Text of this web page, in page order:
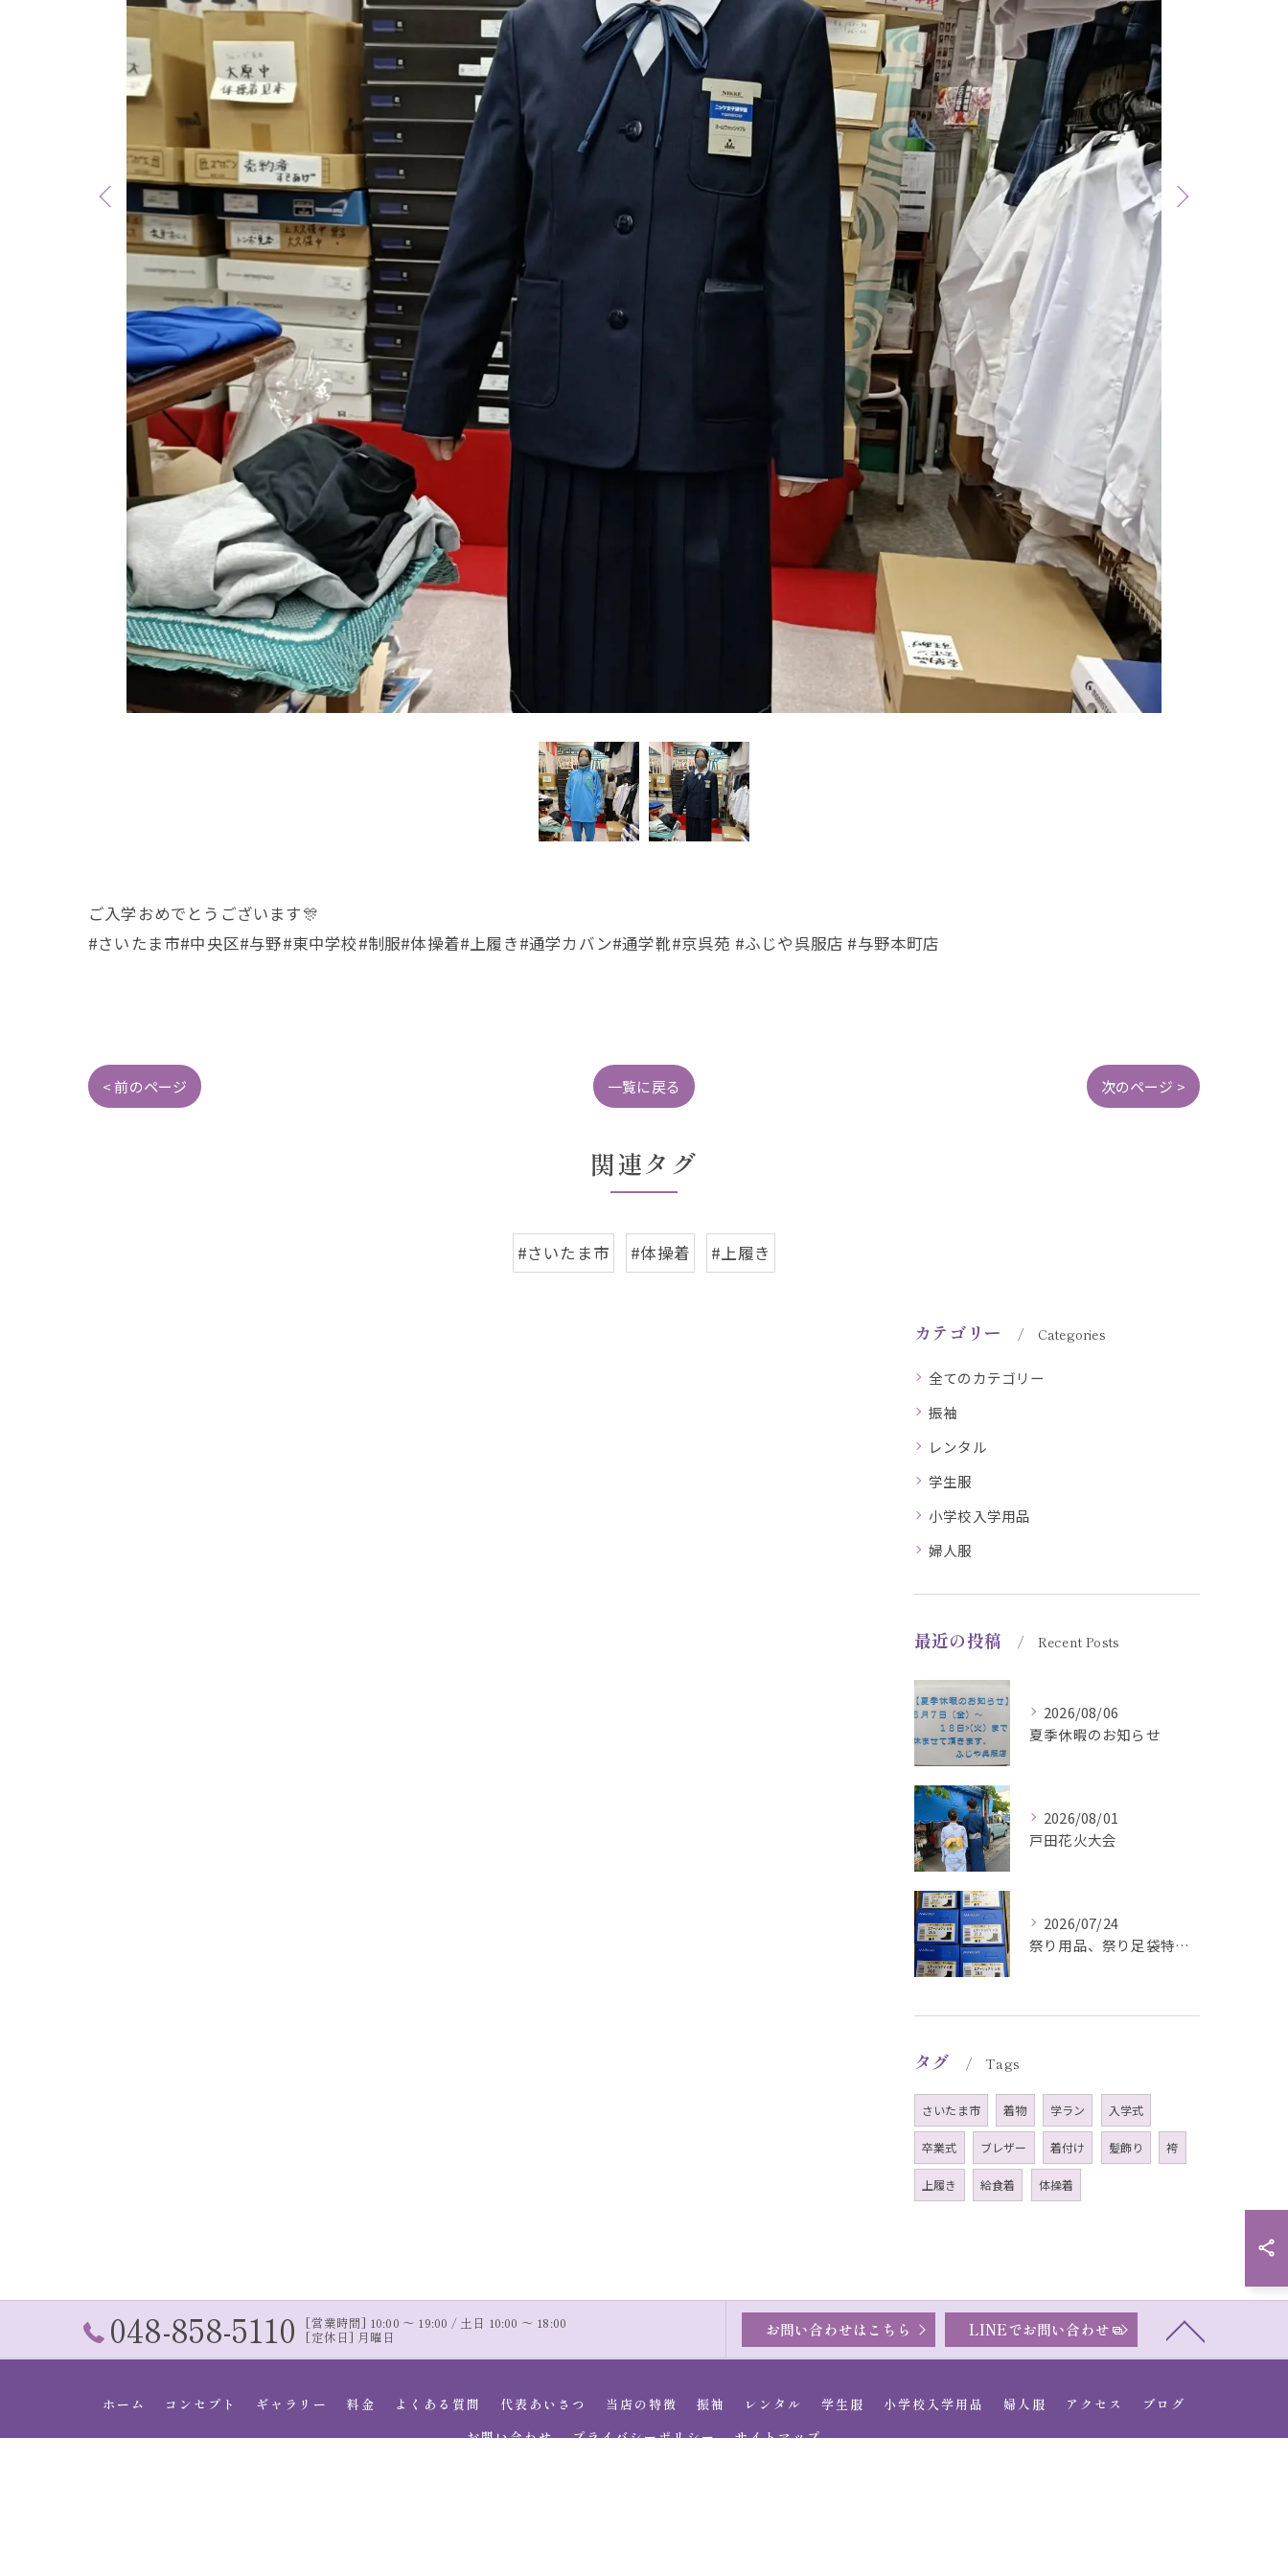
ご入学おめでとうございます🎊
#さいたま市#中央区#与野#東中学校#制服#体操着#上履き#通学カバン#通学靴#京呉苑 #ふじや呉服店 #与野本町店
< 前のページ 一覧に戻る 次のページ >
関連タグ
#さいたま市 #体操着 #上履き
カテゴリー Categories
全てのカテゴリー
振袖
レンタル
学生服
小学校入学用品
婦人服
最近の投稿 Recent Posts
2026/08/06
夏季休暇のお知らせ
2026/08/01
戸田花火大会
2026/07/24
祭り用品、祭り足袋特価販売中
タグ Tags
さいたま市 着物 学ラン 入学式
卒業式 ブレザー 着付け 髪飾り 袴
上履き 給食着 体操着
048-858-5110 [営業時間] 10:00 〜 19:00 / 土日 10:00 〜 18:00
[定休日] 月曜日 お問い合わせはこちら LINEでお問い合わせ
ホーム コンセプト ギャラリー 料金 よくある質問 代表あいさつ 当店の特徴 振袖 レンタル 学生服 小学校入学用品 婦人服 アクセス
ブログ
お問い合わせ
プライバシーポリシー サイトマップ